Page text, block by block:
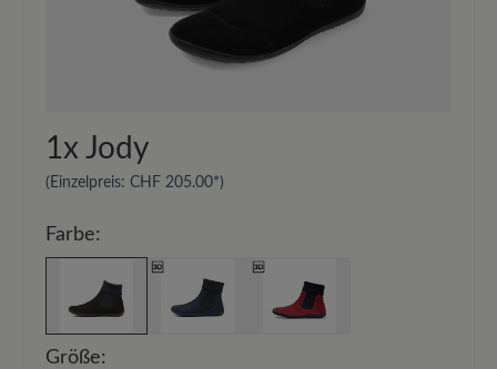
Atmungsaktiv
1x Jody
(Einzelpreis: CHF 205.00*)
Farbe:
Größe: